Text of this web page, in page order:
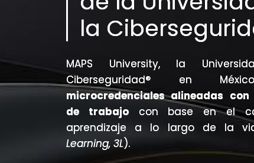
la
MAPS University, la
Ciberseguridad® en
microcredenciales alineadas
de trabajocon base en el
aprendizaje a lo largo de la
Learning, 3L).